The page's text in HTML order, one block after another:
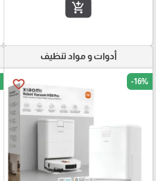
add_shopping_cart
أدوات و مواد تنظيف
favorite_border -16%